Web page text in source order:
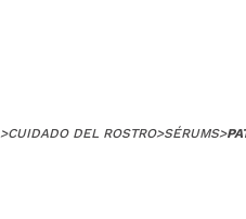
>CUIDADO DEL ROSTRO>SÉRUMS>